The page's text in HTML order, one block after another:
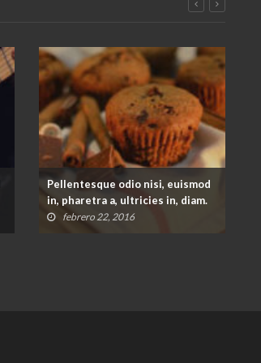
Pellentesque odio nisi, euismod
in, pharetra a, ultricies in, diam.
febrero 22, 2016